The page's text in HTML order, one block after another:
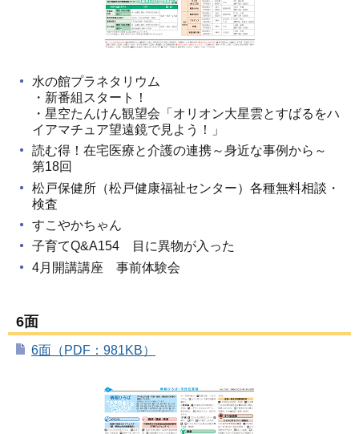
水の館プラネタリウム
・新番組スタート！
・星空たんけん観望会「オリオン大星雲とすばるをハ
イアマチュア望遠鏡で見よう！」
読む得！在宅医療と介護の連携～身近な事例から～
第18回
松戸保健所（松戸健康福祉センター）各種無料相談・
検査
すこやかちゃん
子育てQ&A154 目に異物が入った
4月開講講座 事前体験会
6面
6面（PDF：981KB）